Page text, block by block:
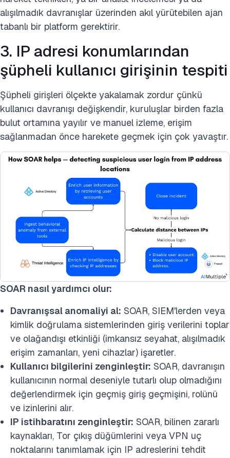
alışılmadık davranışlar üzerinden akıl yürütebilen ajan
tabanlı bir platform gerektirir.
3. IP adresi konumlarından
şüpheli kullanıcı girişinin tespiti
Şüpheli girişleri ölçekte yakalamak zordur çünkü
kullanıcı davranışı değişkendir, kuruluşlar birden fazla
bulut ortamına yayılır ve manuel izleme, erişim
sağlanmadan önce harekete geçmek için çok yavaştır.
SOAR nasıl yardımcı olur:
Davranışsal anomaliyi al: SOAR, SIEM'lerden veya
kimlik doğrulama sistemlerinden giriş verilerini toplar
ve olağandışı etkinliği (imkansız seyahat, alışılmadık
erişim zamanları, yeni cihazlar) işaretler.
Kullanıcı bilgilerini zenginleştir: SOAR, davranışın
kullanıcının normal deseniyle tutarlı olup olmadığını
değerlendirmek için geçmiş giriş geçmişini, rolünü
ve izinlerini alır.
IP istihbaratını zenginleştir: SOAR, bilinen zararlı
kaynakları, Tor çıkış düğümlerini veya VPN uç
noktalarını tanımlamak için IP adreslerini tehdit